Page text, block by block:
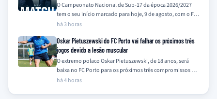
O Campeonato Nacional de Sub-17 da época 2026/2027
tem o seu início marcado para hoje, 9 de agosto, com o FC
Porto,…
há 3 horas
Oskar Pietuszewski do FC Porto vai falhar os próximos três
jogos devido a lesão muscular
O extremo polaco Oskar Pietuszewski, de 18 anos, será
baixa no FC Porto para os próximos três compromissos da
equipa, frente a…
há 4 horas